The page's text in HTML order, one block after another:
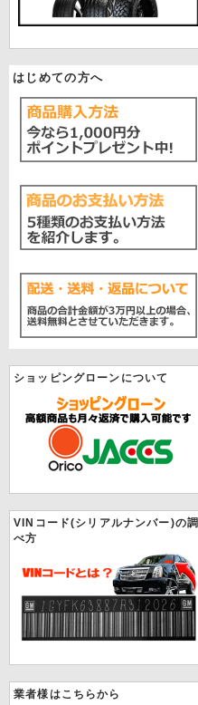
はじめての方へ
ショッピングローンについて
VINコード(シリアルナンバー)の調
べ方
業者様はこちらから